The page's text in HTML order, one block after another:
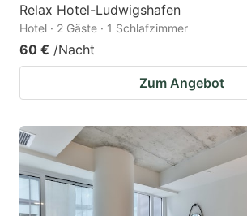
Relax Hotel-Ludwigshafen
Hotel · 2 Gäste · 1 Schlafzimmer
60 € /Nacht
Zum Angebot